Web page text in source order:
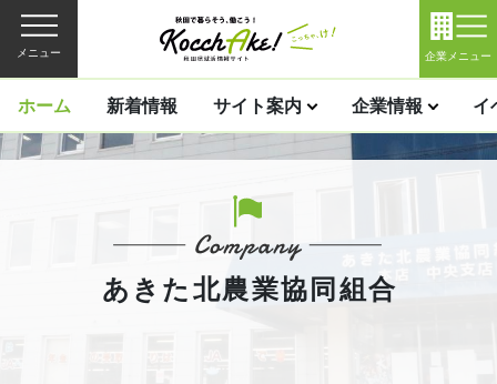
メニュー 企業メニュー
ホーム 新着情報 サイト案内 企業情報 イ
あきた北農業協同組合